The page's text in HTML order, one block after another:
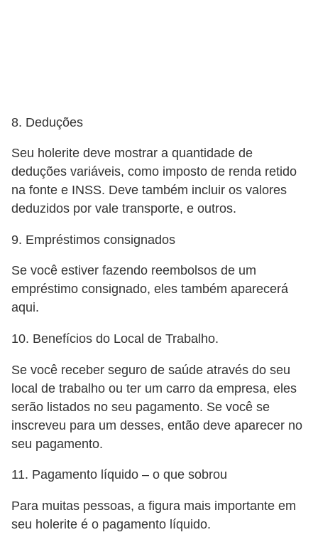
8. Deduções
Seu holerite deve mostrar a quantidade de
deduções variáveis, como imposto de renda retido
na fonte e INSS. Deve também incluir os valores
deduzidos por vale transporte, e outros.
9. Empréstimos consignados
Se você estiver fazendo reembolsos de um
empréstimo consignado, eles também aparecerá
aqui.
10. Benefícios do Local de Trabalho.
Se você receber seguro de saúde através do seu
local de trabalho ou ter um carro da empresa, eles
serão listados no seu pagamento. Se você se
inscreveu para um desses, então deve aparecer no
seu pagamento.
11. Pagamento líquido – o que sobrou
Para muitas pessoas, a figura mais importante em
seu holerite é o pagamento líquido.
o
R
e
l
ó
o
d
p
o
n
t
o